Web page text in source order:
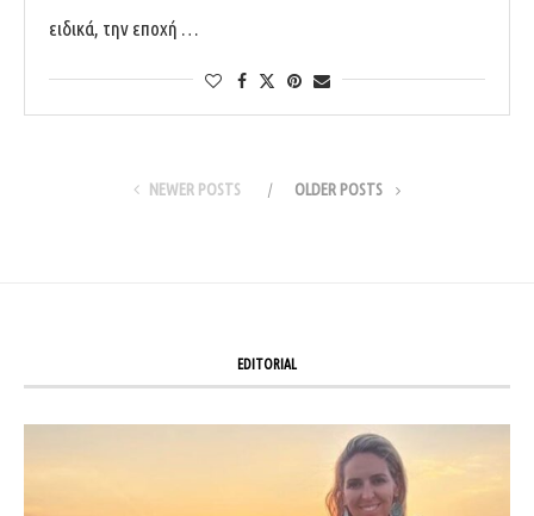
ειδικά, την εποχή …
NEWER POSTS OLDER POSTS
EDITORIAL